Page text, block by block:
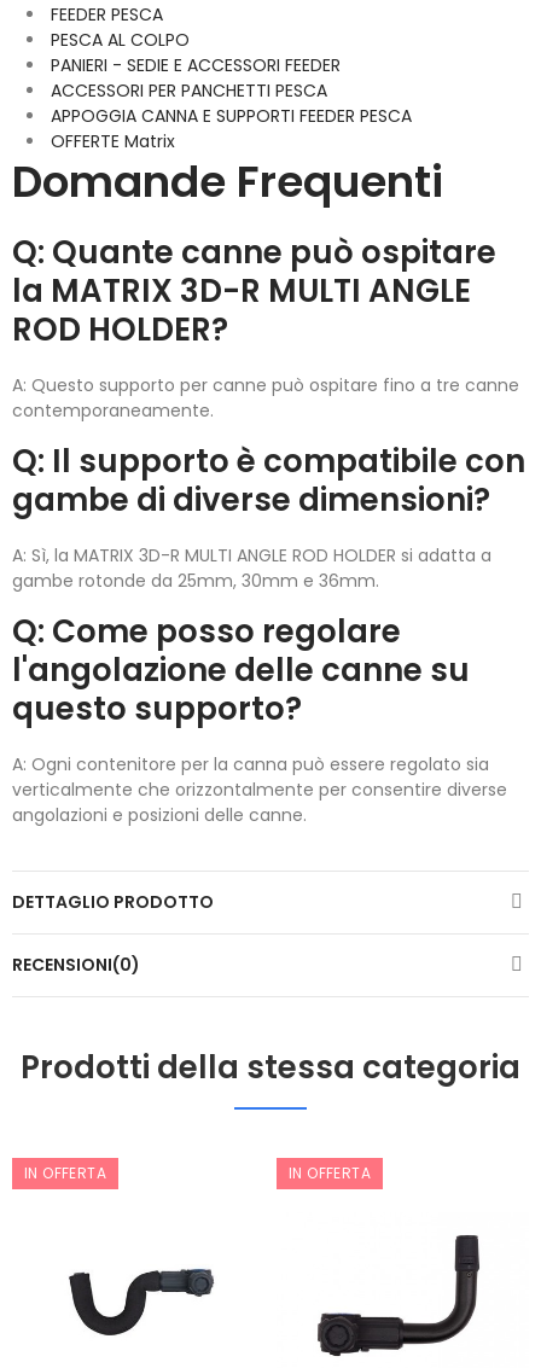
FEEDER PESCA
PESCA AL COLPO
PANIERI - SEDIE E ACCESSORI FEEDER
ACCESSORI PER PANCHETTI PESCA
APPOGGIA CANNA E SUPPORTI FEEDER PESCA
OFFERTE Matrix
Domande Frequenti
Q: Quante canne può ospitare
la MATRIX 3D-R MULTI ANGLE
ROD HOLDER?
A: Questo supporto per canne può ospitare fino a tre canne
contemporaneamente.
Q: Il supporto è compatibile con
gambe di diverse dimensioni?
A: Sì, la MATRIX 3D-R MULTI ANGLE ROD HOLDER si adatta a
gambe rotonde da 25mm, 30mm e 36mm.
Q: Come posso regolare
l'angolazione delle canne su
questo supporto?
A: Ogni contenitore per la canna può essere regolato sia
verticalmente che orizzontalmente per consentire diverse
angolazioni e posizioni delle canne.
DETTAGLIO PRODOTTO
RECENSIONI(0)
Prodotti della stessa categoria
IN OFFERTA IN OFFERTA